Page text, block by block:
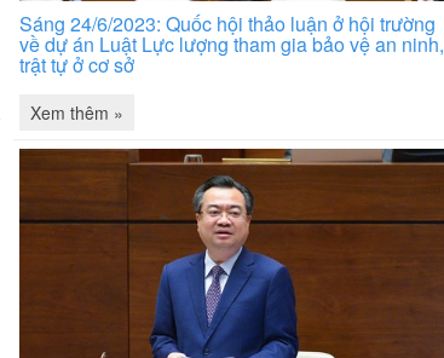
Sáng 24/6/2023: Quốc hội thảo luận ở hội trường
về dự án Luật Lực lượng tham gia bảo vệ an ninh,
trật tự ở cơ sở
Xem thêm »